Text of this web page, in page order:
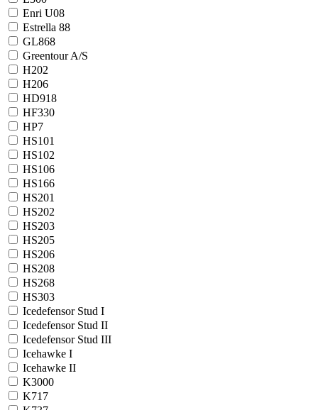
Enri U08
Estrella 88
GL868
Greentour A/S
H202
H206
HD918
HF330
HP7
HS101
HS102
HS106
HS166
HS201
HS202
HS203
HS205
HS206
HS208
HS268
HS303
Icedefensor Stud I
Icedefensor Stud II
Icedefensor Stud III
Icehawke I
Icehawke II
K3000
K717